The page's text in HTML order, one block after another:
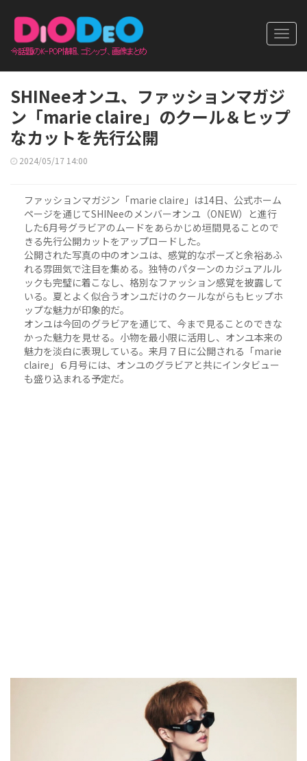
SHINeeオンユ、ファッションマガジ
ン「marie claire」のクール＆ヒップ
なカットを先行公開
2024/05/17 14:00
ファッションマガジン「marie claire」は14日、公式ホーム
ページを通じてSHINeeのメンバーオンユ（ONEW）と進行
した6月号グラビアのムードをあらかじめ垣間見ることので
きる先行公開カットをアップロードした。
公開された写真の中のオンユは、感覚的なポーズと余裕あふ
れる雰囲気で注目を集める。独特のパターンのカジュアルル
ックも完璧に着こなし、格別なファッション感覚を披露して
いる。夏とよく似合うオンユだけのクールながらもヒップホ
ップな魅力が印象的だ。
オンユは今回のグラビアを通じて、今まで見ることのできな
かった魅力を見せる。小物を最小限に活用し、オンユ本来の
魅力を淡白に表現している。来月７日に公開される「marie
claire」６月号には、オンユのグラビアと共にインタビュー
も盛り込まれる予定だ。